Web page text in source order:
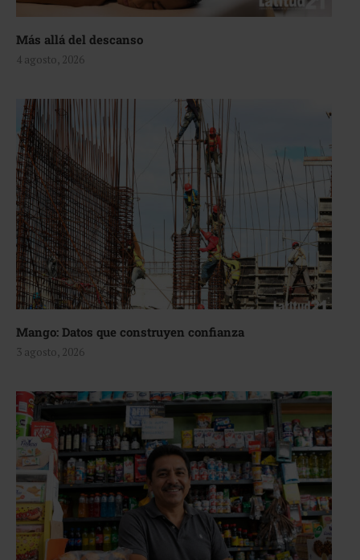
Más allá del descanso
4 agosto, 2026
Mango: Datos que construyen confianza
3 agosto, 2026